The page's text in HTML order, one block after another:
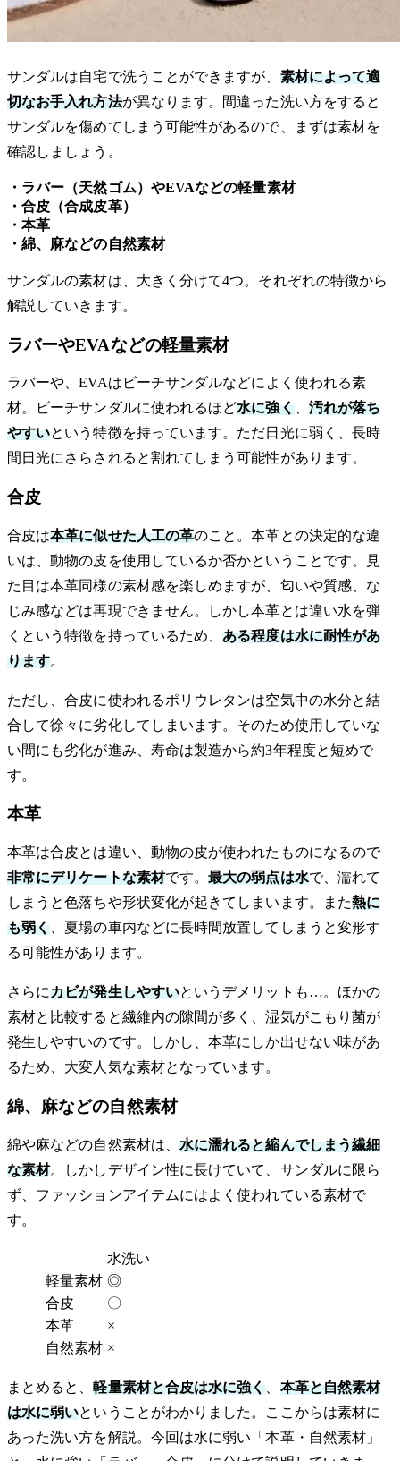
サンダルは自宅で洗うことができますが、 素材によって適
切なお手入れ方法が異なります。間違った洗い方をすると
サンダルを傷めてしまう可能性があるので、まずは素材を
確認しましょう。
・ラバー（天然ゴム）やEVAなどの軽量素材
・合皮（合成皮革）
・本革
・綿、麻などの自然素材
サンダルの素材は、大きく分けて4つ。それぞれの特徴から
解説していきます。
ラバーやEVAなどの軽量素材
ラバーや、EVAはビーチサンダルなどによく使われる素
材。ビーチサンダルに使われるほど水に強く、 汚れが落ち
やすいという特徴を持っています。ただ日光に弱く、長時
間日光にさらされると割れてしまう可能性があります。
合皮
合皮は本革に似せた人工の革のこと。本革との決定的な違
いは、動物の皮を使用しているか否かということです。見
た目は本革同様の素材感を楽しめますが、匂いや質感、な
じみ感などは再現できません。しかし本革とは違い水を弾
くという特徴を持っているため、ある程度は水に耐性があ
ります。
ただし、合皮に使われるポリウレタンは空気中の水分と結
合して徐々に劣化してしまいます。そのため使用していな
い間にも劣化が進み、寿命は製造から約3年程度と短めで
す。
本革
本革は合皮とは違い、動物の皮が使われたものになるので
非常にデリケートな素材です。最大の弱点は水で、濡れて
しまうと色落ちや形状変化が起きてしまいます。また熱に
も弱く 、夏場の車内などに長時間放置してしまうと変形す
る可能性があります。
さらにカビが発生しやすいというデメリットも…。ほかの
素材と比較すると繊維内の隙間が多く、湿気がこもり菌が
発生しやすいのです。しかし、本革にしか出せない味があ
るため、大変人気な素材となっています。
綿、麻などの自然素材
綿や麻などの自然素材は、 水に濡れると縮んでしまう繊細
な素材。しかしデザイン性に長けていて、サンダルに限ら
ず、ファッションアイテムにはよく使われている素材で
す。
水洗い
軽量素材 ◎
合皮
〇
本革
×
自然素材 ×
まとめると、軽量素材と合皮は水に強く
本革と自然素材
は水に弱いということがわかりました。ここからは素材に
あった洗い方を解説。今回は水に弱い「本革・自然素材」